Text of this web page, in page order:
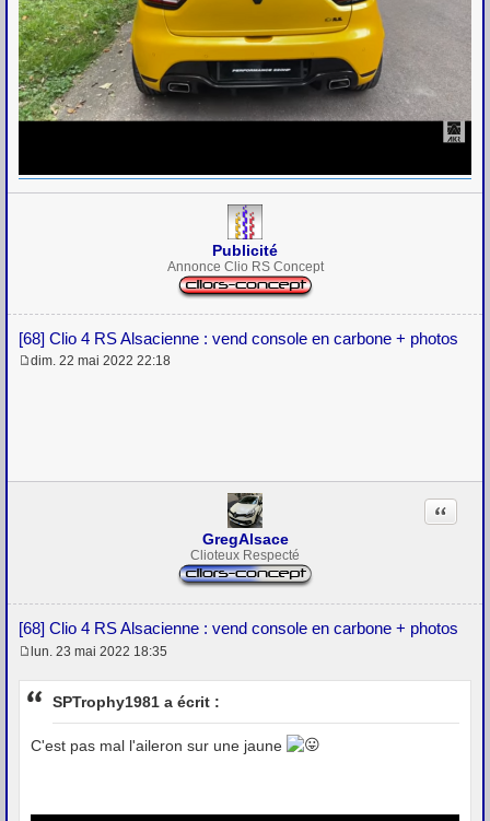
Publicité
Annonce Clio RS Concept
[68] Clio 4 RS Alsacienne : vend console en carbone + photos
dim. 22 mai 2022 22:18
GregAlsace
Clioteux Respecté
[68] Clio 4 RS Alsacienne : vend console en carbone + photos
Citation
e
s
g
e
lun. 23 mai 2022 18:35
SPTrophy1981 a écrit :
C'est pas mal l'aileron sur une jaune